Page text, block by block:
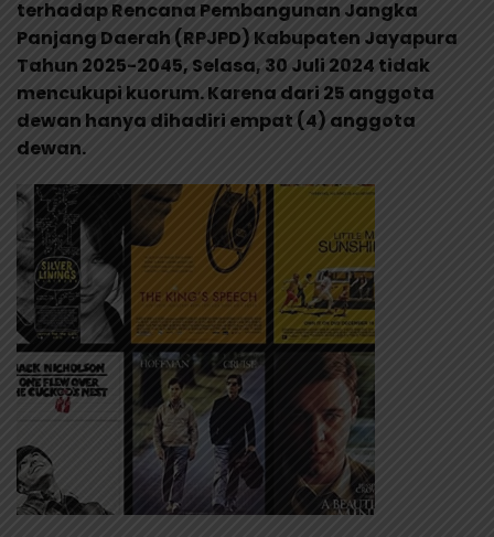
terhadap Rencana Pembangunan Jangka
Panjang Daerah (RPJPD) Kabupaten Jayapura
Tahun 2025-2045, Selasa, 30 Juli 2024 tidak
mencukupi kuorum. Karena dari 25 anggota
dewan hanya dihadiri empat (4) anggota
dewan.